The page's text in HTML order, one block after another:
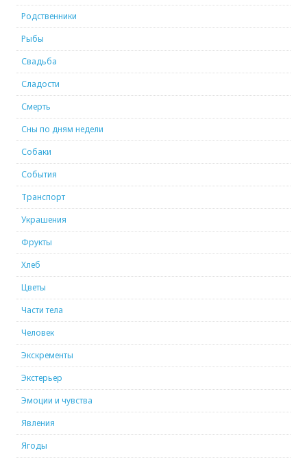
Родственники
Рыбы
Свадьба
Сладости
Смерть
Сны по дням недели
Собаки
События
Транспорт
Украшения
Фрукты
Хлеб
Цветы
Части тела
Человек
Экскременты
Экстерьер
Эмоции и чувства
Явления
Ягоды